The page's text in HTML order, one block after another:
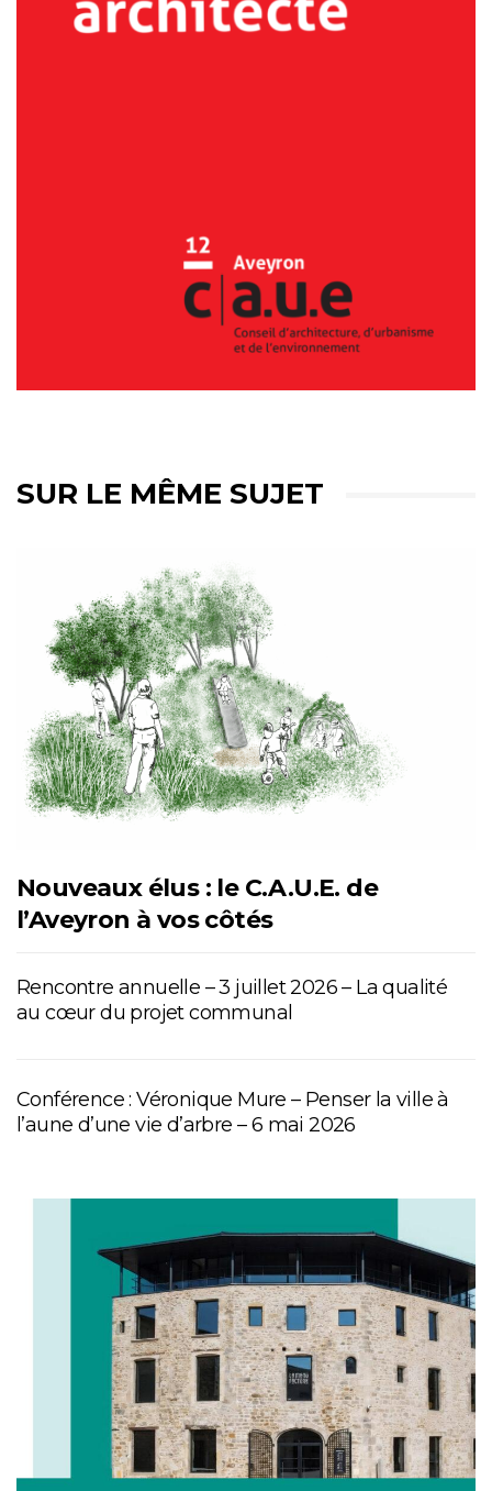
SUR LE MÊME SUJET
Nouveaux élus : le C.A.U.E. de
l’Aveyron à vos côtés
Rencontre annuelle – 3 juillet 2026 – La qualité
au cœur du projet communal
Conférence : Véronique Mure – Penser la ville à
l’aune d’une vie d’arbre – 6 mai 2026